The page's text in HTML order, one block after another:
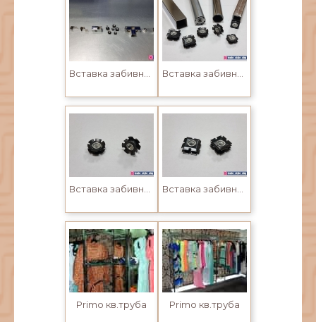
Primo кв.труба Primo кв.труба